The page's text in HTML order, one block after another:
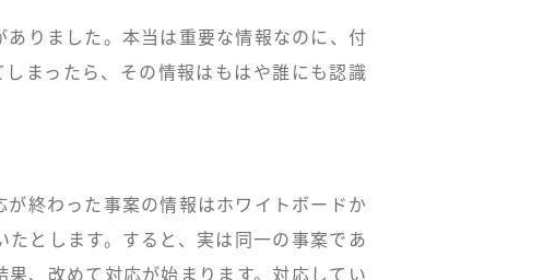
りました。本当は重要な情報なのに、付
まったら、その情報はもはや誰にも認識
終わった事案の情報はホワイトボードか
とします。すると、実は同一の事案であ
、改めて対応が始まります。対応してい